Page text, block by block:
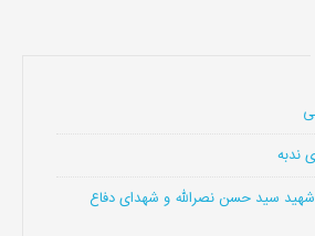
ندبه
سید حسن نصرالله و شهدای دفاع